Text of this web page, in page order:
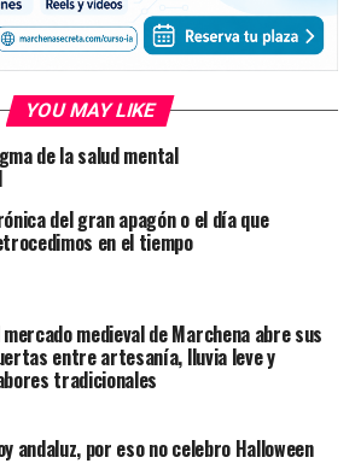
YOU MAY LIKE
de la salud mental
del gran apagón o el día que
en el tiempo
mercado medieval de Marchena abre sus
entre artesanía, lluvia leve y
tradicionales
andaluz, por eso no celebro Halloween